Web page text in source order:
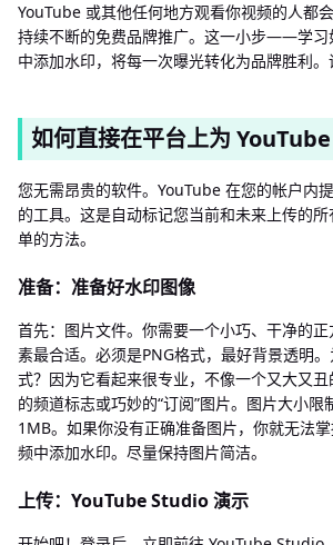
YouTube 或其他任何地方观看你视频的人都
持续不断的免费品牌推广。这一小步——学习
中添加水印，将每一次曝光转化为品牌胜利。
如何直接在平台上为
您无需昂贵的软件。YouTube 在您的帐户内
的工具。这是自动标记您当前和未来上传的
单的方法。
准备：准备好水印图像
首先：图片文件。你需要一个小巧、干净的
素最合适。必须是PNG格式，最好背景透明
式？因为它看起来很专业，不像一个又大又
的频道标志或巧妙的“订阅”图片。图片大小限
1MB。如果你没有正确准备图片，你就无法
频中添加水印。尽量保持图片简洁。
上传：YouTube Studio 演示